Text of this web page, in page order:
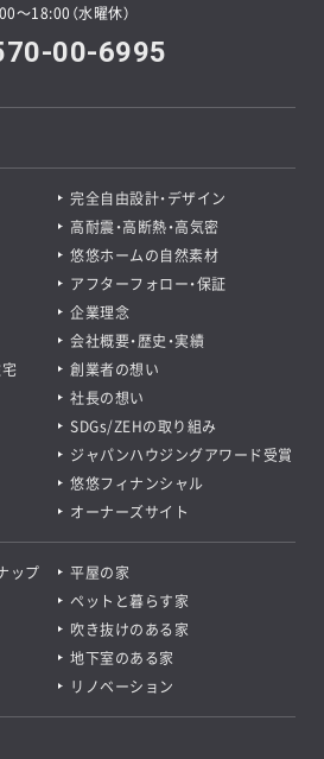
～18:00（水曜休）
00-6995
完全自由設計・デザイン
高耐震・高断熱・高気密
悠悠ホームの自然素材
アフターフォロー・保証
企業理念
会社概要・歴史・実績
創業者の想い
社長の想い
SDGs/ZEHの取り組み
ジャパンハウジングアワード受賞
悠悠フィナンシャル
オーナーズサイト
ップ
平屋の家
ペットと暮らす家
吹き抜けのある家
地下室のある家
リノベーション